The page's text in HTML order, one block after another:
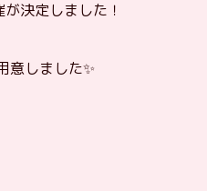
決定しました！
意しました✨